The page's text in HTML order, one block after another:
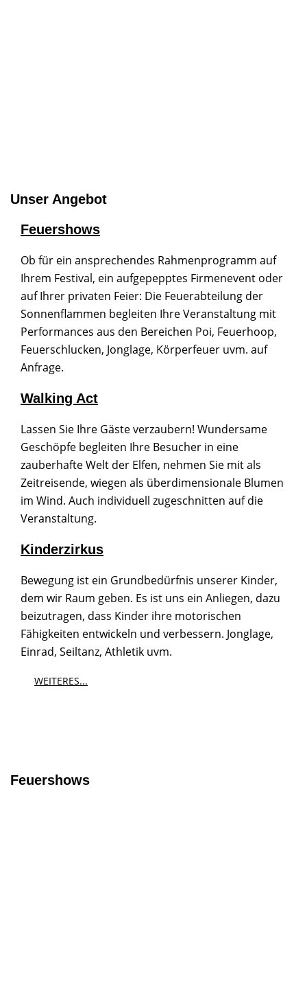
Unser Angebot
Feuershows
Ob für ein ansprechendes Rahmenprogramm auf
Ihrem Festival, ein aufgepepptes Firmenevent oder
auf Ihrer privaten Feier: Die Feuerabteilung der
Sonnenflammen begleiten Ihre Veranstaltung mit
Performances aus den Bereichen Poi, Feuerhoop,
Feuerschlucken, Jonglage, Körperfeuer uvm. auf
Anfrage.
Walking Act
Lassen Sie Ihre Gäste verzaubern! Wundersame
Geschöpfe begleiten Ihre Besucher in eine
zauberhafte Welt der Elfen, nehmen Sie mit als
Zeitreisende, wiegen als überdimensionale Blumen
im Wind. Auch individuell zugeschnitten auf die
Veranstaltung.
Kinderzirkus
Bewegung ist ein Grundbedürfnis unserer Kinder,
dem wir Raum geben. Es ist uns ein Anliegen, dazu
beizutragen, dass Kinder ihre motorischen
Fähigkeiten entwickeln und verbessern. Jonglage,
Einrad, Seiltanz, Athletik uvm.
WEITERES...
Feuershows